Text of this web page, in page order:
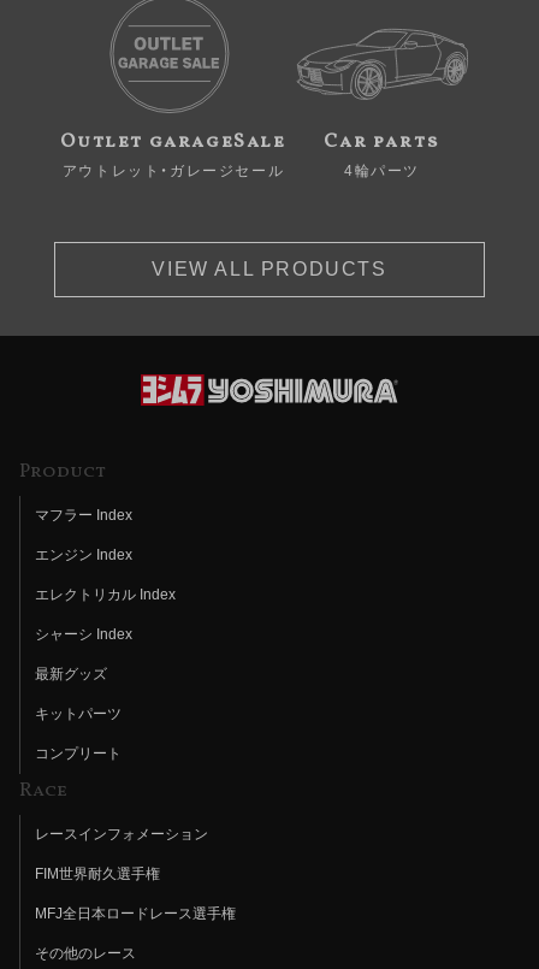
Outlet garageSale
アウトレット・ガレージセール
Car parts
4輪パーツ
VIEW ALL PRODUCTS
Product
マフラー Index
エンジン Index
エレクトリカル Index
シャーシ Index
最新グッズ
キットパーツ
コンプリート
Race
レースインフォメーション
FIM世界耐久選手権
MFJ全日本ロードレース選手権
その他のレース